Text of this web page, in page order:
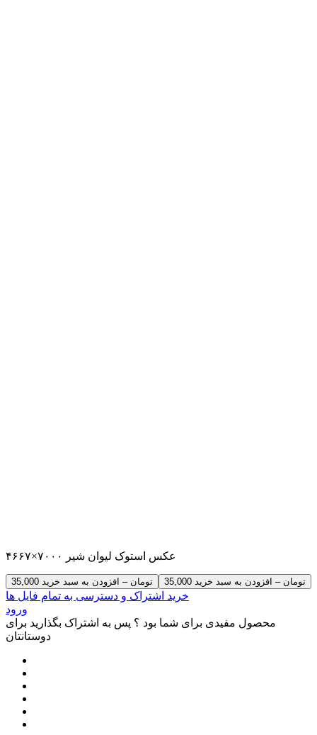
عکس استوک لیوان شیر ۷۰۰۰×۴۶۶۷
35,000 تومان – افزودن به سبد خرید
خرید اشتراک و دسترسی به تمام فایل ها
ورود
محصول مفیدی برای شما بود ؟ پس به اشتراک بگذارید برای
دوستانتان